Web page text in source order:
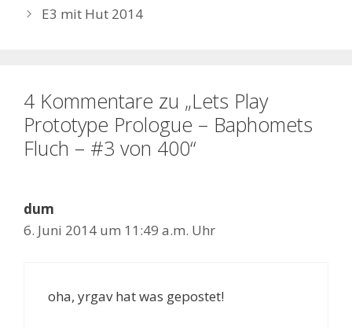
E3 mit Hut 2014
4 Kommentare zu „Lets Play
Prototype Prologue – Baphomets
Fluch – #3 von 400“
dum
6. Juni 2014 um 11:49 a.m. Uhr
oha, yrgav hat was gepostet!